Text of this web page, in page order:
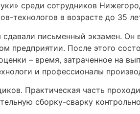
среди сотрудников
технологов в возрасте до 35
письменный экзамен.
После этого
– время, затраченное на
и профессионалы
Практическая часть
сборку-сварку